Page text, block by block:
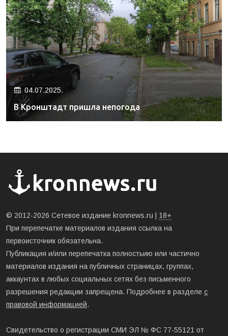
04.07.2025.
В Кронштадт пришла непогода
© 2012-2026 Сетевое издание kronnews.ru | 18+
При перепечатке материалов издания ссылка на
первоисточник обязательна.
Публикация и/или перепечатка полностьию или частично
материалов издания на публичных страницах, группах,
аккаунтах в любых социальных сетях без письменного
разрешения редакции запрещена. Подробнее в разделе с
правовой информацией.
Свидетельство о регистрации СМИ ЭЛ № ФС 77-55121 от